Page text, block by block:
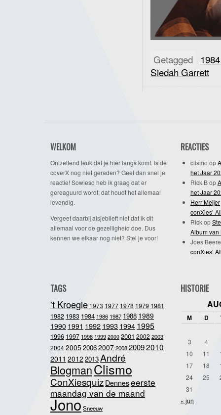
Getagged 1984
Siedah Garrett
WELKOM
Ontzettend leuk dat je hier langs komt. Is de
coverX nog niet geraden? Geef dan snel je
reactie! Sowieso heb ik graag dat er
gereaguurd wordt; dat houdt het allemaal
levendig.
Vergeet daarbij alsjeblieft niet dat ik dit
allemaal voor de gezelligheid doe. Dus
kennen we elkaar nog niet? Stel je voor!
REACTIES
clismo op
het Jaar
Rick Bop
het Jaar
Herr Meijer
conXies’
Rickop
Album van
Joes
conXies’
TAGS
't Kroegie 1973 1977 1978 1979 1981
1982 1983 1984 1986 1987 1988 1989
1990 1991 19921993 1994 1995
1996 1997 1998 1999 2000 2001 2002 2003
20042005 20062007200820092010
2011 2012 2013André
BlogmanClismo
ConXiesquiz Denneseerste
maandag van de maand
JonoSneeuw
HISTORIE
M D
3
4
10
11
17
18
24
25
31
« jun